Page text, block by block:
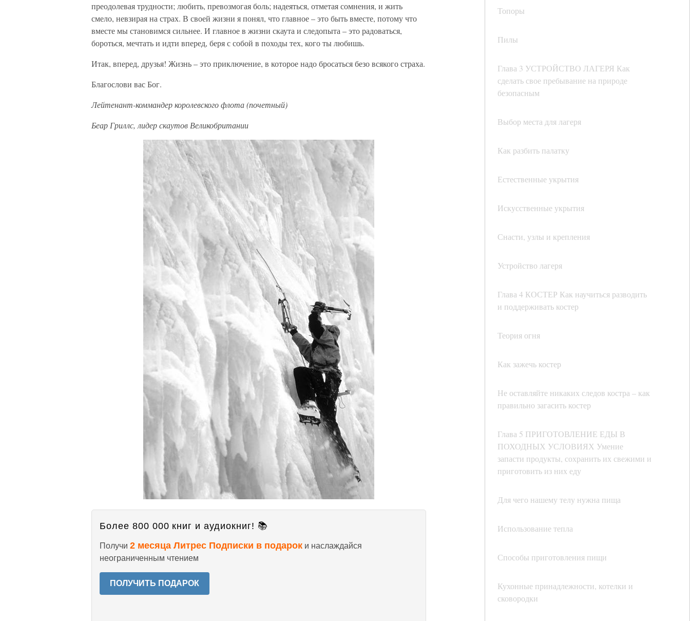
Топоры
Пилы
Глава 3 УСТРОЙСТВО ЛАГЕРЯ Как
сделать свое пребывание на природе
безопасным
Выбор места для лагеря
Как разбить палатку
Естественные укрытия
Искусственные укрытия
Снасти, узлы и крепления
Устройство лагеря
Глава 4 КОСТЕР Как научиться разводить
и поддерживать костер
Теория огня
Как зажечь костер
Не оставляйте никаких следов костра – как
правильно загасить костер
Глава 5 ПРИГОТОВЛЕНИЕ ЕДЫ В
ПОХОДНЫХ УСЛОВИЯХ Умение
запасти продукты, сохранить их свежими и
приготовить из них еду
Для чего нашему телу нужна пища
Использование тепла
Способы приготовления пищи
Кухонные принадлежности, котелки и
сковородки
преодолевая трудности; любить, превозмогая боль; надеяться, отметая сомнения, и жить
смело, невзирая на страх. В своей жизни я понял, что главное – это быть вместе, потому что
вместе мы становимся сильнее. И главное в жизни скаута и следопыта – это радоваться,
бороться, мечтать и идти вперед, беря с собой в походы тех, кого ты любишь.
Итак, вперед, друзья! Жизнь – это приключение, в которое надо бросаться безо всякого страха.
Благослови вас Бог.
Лейтенант-коммандер королевского флота (почетный)
Беар Гриллс, лидер скаутов Великобритании
Более 800 000 книг и аудиокниг! 📚
Получи 2 месяца Литрес Подписки в подарок и наслаждайся
неограниченным чтением
ПОЛУЧИТЬ ПОДАРОК